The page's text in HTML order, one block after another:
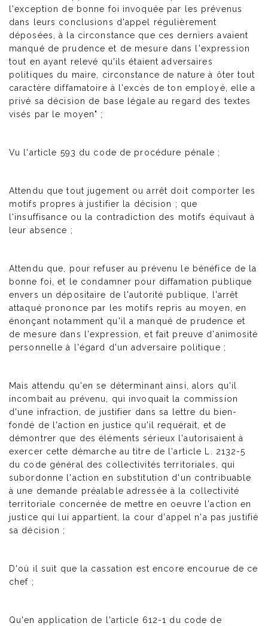
l'exception de bonne foi invoquée par les prévenus
dans leurs conclusions d'appel régulièrement
déposées, à la circonstance que ces derniers avaient
manqué de prudence et de mesure dans l'expression
tout en ayant relevé qu'ils étaient adversaires
politiques du maire, circonstance de nature à ôter tout
caractère diffamatoire à l'excès de ton employé, elle a
privé sa décision de base légale au regard des textes
visés par le moyen" ;
Vu l'article 593 du code de procédure pénale ;
Attendu que tout jugement ou arrêt doit comporter les
motifs propres à justifier la décision ; que
l'insuffisance ou la contradiction des motifs équivaut à
leur absence ;
Attendu que, pour refuser au prévenu le bénéfice de la
bonne foi, et le condamner pour diffamation publique
envers un dépositaire de l'autorité publique, l'arrêt
attaqué prononce par les motifs repris au moyen, en
énonçant notamment qu'il a manqué de prudence et
de mesure dans l'expression, et fait preuve d'animosité
personnelle à l'égard d'un adversaire politique ;
Mais attendu qu'en se déterminant ainsi, alors qu'il
incombait au prévenu, qui invoquait la commission
d'une infraction, de justifier dans sa lettre du bien-
fondé de l'action en justice qu'il requérait, et de
démontrer que des éléments sérieux l'autorisaient à
exercer cette démarche au titre de l'article L. 2132-5
du code général des collectivités territoriales, qui
subordonne l'action en substitution d'un contribuable
à une demande préalable adressée à la collectivité
territoriale concernée de mettre en oeuvre l'action en
justice qui lui appartient, la cour d'appel n'a pas justifié
sa décision ;
D'où il suit que la cassation est encore encourue de ce
chef ;
Qu'en application de l'article 612-1 du code de